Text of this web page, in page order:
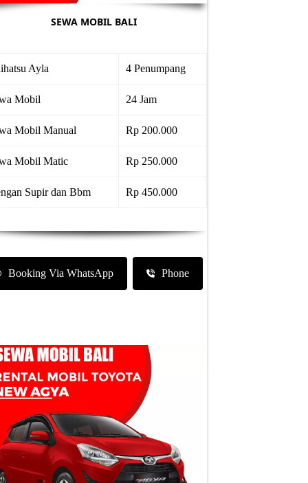
SEWA MOBIL BALI
Ayla 4 Penumpang
Mobil 24 Jam
Mobil Manual Rp 200.000
Mobil Matic Rp 250.000
Supir dan Bbm Rp 450.000
Booking Via WhatsApp Phone